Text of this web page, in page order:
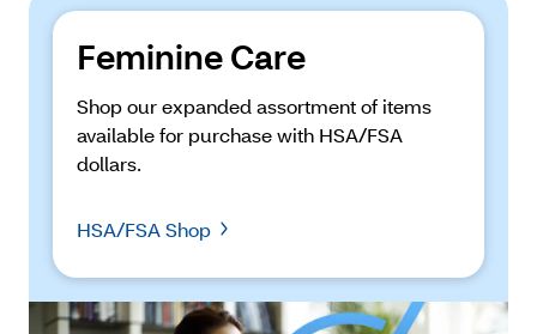
Feminine Care
Shop our expanded assortment of items
available for purchase with HSA/FSA
dollars.
HSA/FSA Shop